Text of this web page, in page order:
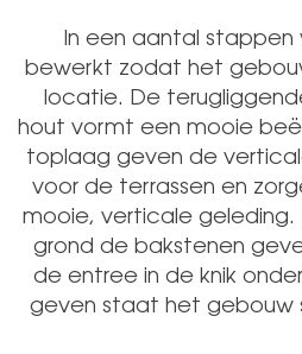
In een aantal stappen
bewerkt zodat het
locatie. De
hout vormt een mooie
toplaag geven de
voor de terrassen en
mooie, verticale
grond de bakstenen
de entree in de knik
geven staat het gebouw